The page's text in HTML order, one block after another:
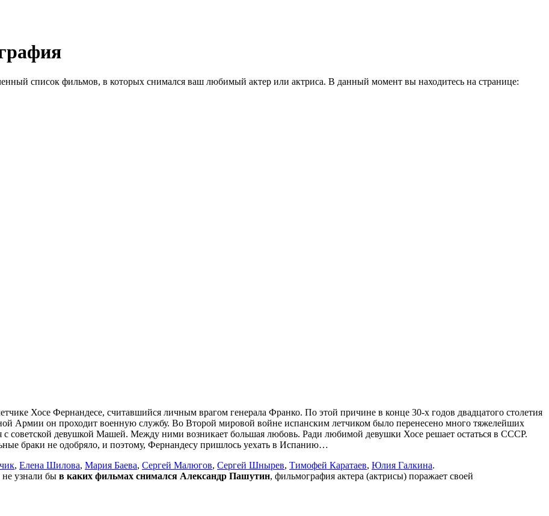
список фильмов, в которых снимался ваш любимый актер или актриса. В данный момент вы находитесь на странице:
Хосе Фернандесе, считавшийся личным врагом генерала Франко. По этой причине в конце 30-х годов двадцатого столетия
Армии он проходит военную службу. Во Второй мировой войне испанским летчиком было перенесено много тяжелейших
советской девушкой Машей. Между ними возникает большая любовь. Ради любимой девушки Хосе решает остаться в СССР.
браки не одобряло, и поэтому, Фернандесу пришлось уехать в Испанию…
, Елена Шилова, Мария Баева, Сергей Малюгов, Сергей Шнырев, Тимофей Каратаев, Юлия Галкина.
не узнали бы в каких фильмах снимался Александр Пашутин, фильмография актера (актрисы) поражает своей